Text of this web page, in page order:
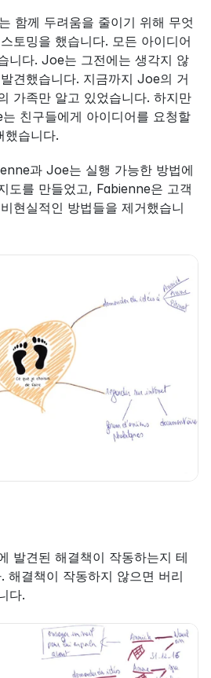
함께 두려움을 줄이기 위해 무엇
토밍을 했습니다. 모든 아이디어
니다. Joe는 그전에는 생각지 않
견했습니다. 지금까지 Joe의 거
가족만 알고 있었습니다. 하지만
친구들에게 아이디어를 요청할
했습니다.
과 Joe는 실행 가능한 방법에
도를 만들었고, Fabienne은 고객
현실적인 방법들을 제거했습니
발견된 해결책이 작동하는지 테
해결책이 작동하지 않으면 버리
다.